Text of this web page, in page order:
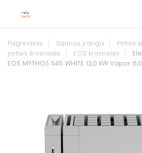
Pagrindinis Saunos įranga Pirties
pirties krosnelės
EOS krosnelės
EOS MYTHOS S45 WHITE 12,0 kW Vapor